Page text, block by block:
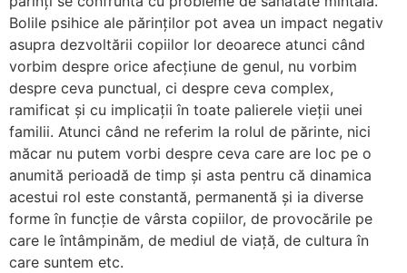
Bolile psihice ale părinților pot avea un impact negativ
asupra dezvoltării copiilor lor deoarece atunci când
vorbim despre orice afecțiune de genul, nu vorbim
despre ceva punctual, ci despre ceva complex,
ramificat și cu implicații în toate palierele vieții unei
familii. Atunci când ne referim la rolul de părinte, nici
măcar nu putem vorbi despre ceva care are loc pe o
anumită perioadă de timp și asta pentru că dinamica
acestui rol este constantă, permanentă și ia diverse
forme în funcție de vârsta copiilor, de provocările pe
care le întâmpinăm, de mediul de viață, de cultura în
care suntem etc.